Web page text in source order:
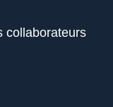
collaborateurs